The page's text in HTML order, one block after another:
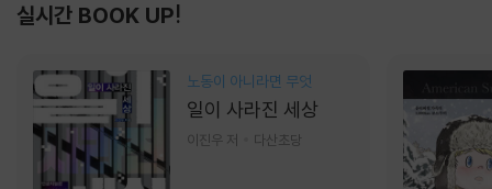
실시간 BOOK UP!
노동이 아니라면 무엇
일이 사라진 세상
이진우 저 다산초당